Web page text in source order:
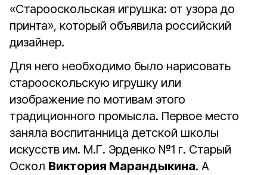
«Старооскольская игрушка: от узора до
принта», который объявила российский
дизайнер.
Для него необходимо было нарисовать
старооскольскую игрушку или
изображение по мотивам этого
традиционного промысла. Первое место
заняла воспитанница детской школы
искусств им. М.Г. Эрденко №1 г. Старый
Оскол Виктория Марандыкина. А